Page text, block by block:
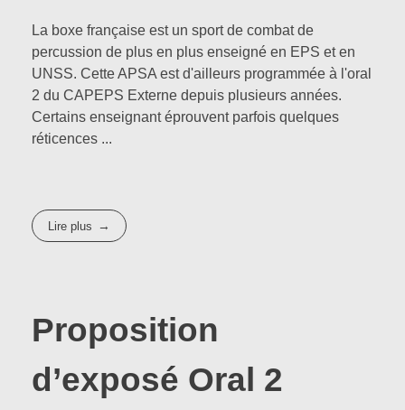
La boxe française est un sport de combat de
percussion de plus en plus enseigné en EPS et en
UNSS. Cette APSA est d'ailleurs programmée à l'oral
2 du CAPEPS Externe depuis plusieurs années.
Certains enseignant éprouvent parfois quelques
réticences ...
Lire plus
Proposition
d’exposé Oral 2